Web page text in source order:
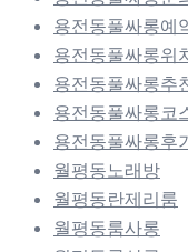
용전동풀싸롱예
용전동풀싸롱위
용전동풀싸롱추
용전동풀싸롱코
용전동풀싸롱후
월평동노래방
월평동란제리룸
월평동룸사롱